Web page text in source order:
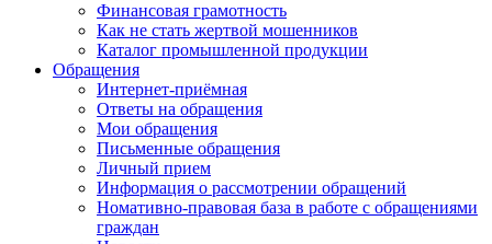
Финансовая грамотность
Как не стать жертвой мошенников
Каталог промышленной продукции
Обращения
Интернет-приёмная
Ответы на обращения
Мои обращения
Письменные обращения
Личный прием
Информация о рассмотрении обращений
Номативно-правовая база в работе с обращениями
граждан